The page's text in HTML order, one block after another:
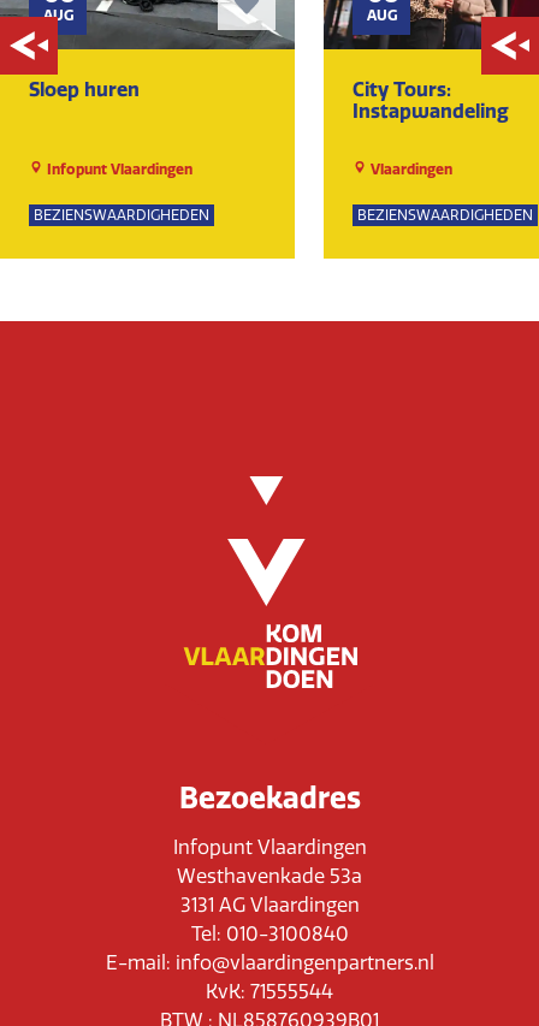
AUG
Sloep huren
Infopunt Vlaardingen
BEZIENSWAARDIGHEDEN
AUG
City Tours:
Instapwandeling
Vlaardingen
BEZIENSWAARDIGHEDEN
Bezoekadres
Infopunt Vlaardingen
Westhavenkade 53a
3131 AG Vlaardingen
Tel: 010-3100840
E-mail: info@vlaardingenpartners.nl
KvK: 71555544
BTW : NL858760939B01